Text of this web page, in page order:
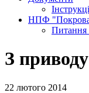
НПФ
Питання
З
22 лютого 2014